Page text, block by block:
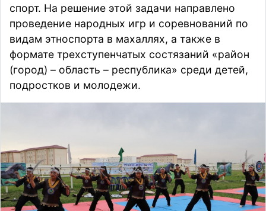
спорт. На решение этой задачи направлено
проведение народных игр и соревнований по
видам этноспорта в махаллях, а также в
формате трехступенчатых состязаний «район
(город) – область – республика» среди детей,
подростков и молодежи.